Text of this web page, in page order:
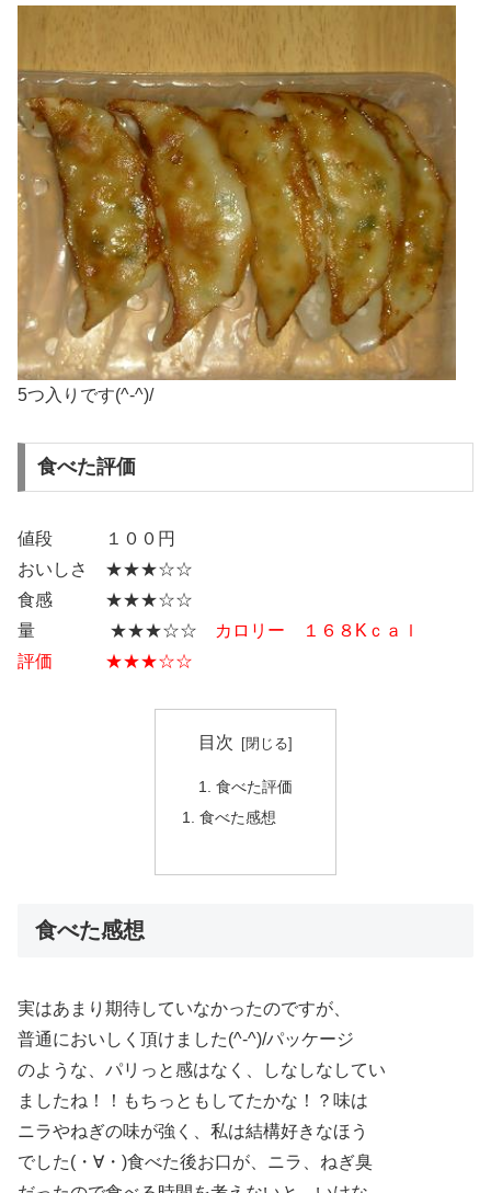
5つ入りです(^-^)/
食べた評価
値段 １００円
おいしさ ★★★☆☆
食感 ★★★☆☆
量 ★★★☆☆
カロリー １６８Kｃａｌ
評価 ★★★☆☆
目次
食べた評価
食べた感想
食べた感想
実はあまり期待していなかったのですが、
普通においしく頂けました(^-^)/パッケージ
のような、パリっと感はなく、しなしなしてい
ましたね！！もちっともしてたかな！？味は
ニラやねぎの味が強く、私は結構好きなほう
でした(・∀・)食べた後お口が、ニラ、ねぎ臭